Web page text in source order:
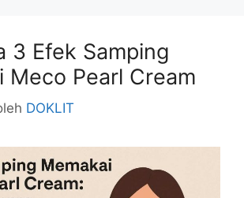
3 Efek Samping
Meco Pearl Cream
DOKLIT